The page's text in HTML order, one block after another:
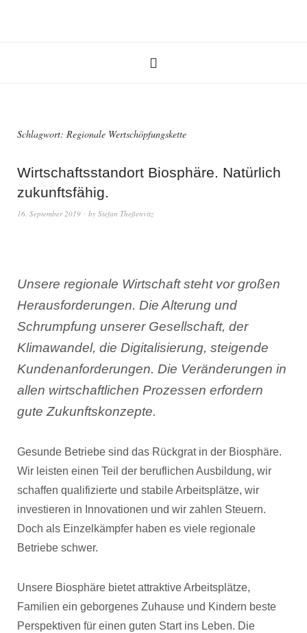
Schlagwort: Regionale Wertschöpfungskette
Wirtschaftsstandort Biosphäre. Natürlich
zukunftsfähig.
16. September 2019 by Stefan Theßenvitz
Unsere regionale Wirtschaft steht vor großen
Herausforderungen. Die Alterung und
Schrumpfung unserer Gesellschaft, der
Klimawandel, die Digitalisierung, steigende
Kundenanforderungen. Die Veränderungen in
allen wirtschaftlichen Prozessen erfordern
gute Zukunftskonzepte.
Gesunde Betriebe sind das Rückgrat in der Biosphäre.
Wir leisten einen Teil der beruflichen Ausbildung, wir
schaffen qualifizierte und stabile Arbeitsplätze, wir
investieren in Innovationen und wir zahlen Steuern.
Doch als Einzelkämpfer haben es viele regionale
Betriebe schwer.
Unsere Biosphäre bietet attraktive Arbeitsplätze,
Familien ein geborgenes Zuhause und Kindern beste
Perspektiven für einen guten Start ins Leben. Die